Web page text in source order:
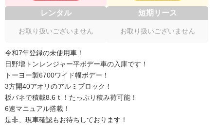
レンタル
お取り扱いございません
短期リース
お取り扱いございません
令和7年登録の未使用車！
日野増トンレンジャー平ボデー車の入庫です！
トーヨー製6700ワイド幅ボデー！
3方開40アオリのアルミブロック！
板バネで積載8.6ｔ！たっぷり積み荷可能！
6速マニュアル搭載！
是非、現車確認もお待ちしております！